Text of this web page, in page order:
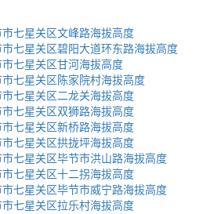
七星关区文峰路海拔高度
七星关区碧阳大道环东路海拔高度
七星关区甘河海拔高度
七星关区陈家院村海拔高度
七星关区二龙关海拔高度
七星关区双狮路海拔高度
七星关区新桥路海拔高度
七星关区拱拢坪海拔高度
七星关区毕节市洪山路海拔高度
七星关区十二拐海拔高度
七星关区毕节市威宁路海拔高度
七星关区拉乐村海拔高度